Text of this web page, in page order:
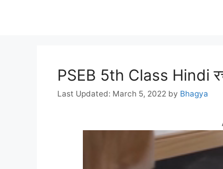
PSEB 5th Class Hindi
March 5, 2022 by Bhagya